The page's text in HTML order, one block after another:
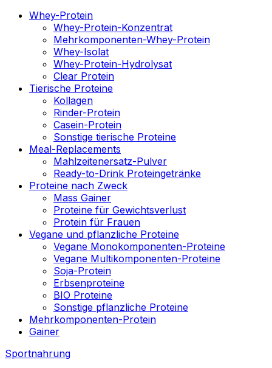
Whey-Protein
Whey-Protein-Konzentrat
Mehrkomponenten-Whey-Protein
Whey-Isolat
Whey-Protein-Hydrolysat
Clear Protein
Tierische Proteine
Kollagen
Rinder-Protein
Casein-Protein
Sonstige tierische Proteine
Meal-Replacements
Mahlzeitenersatz-Pulver
Ready-to-Drink Proteingetränke
Proteine nach Zweck
Mass Gainer
Proteine für Gewichtsverlust
Protein für Frauen
Vegane und pflanzliche Proteine
Vegane Monokomponenten-Proteine
Vegane Multikomponenten-Proteine
Soja-Protein
Erbsenproteine
BIO Proteine
Sonstige pflanzliche Proteine
Mehrkomponenten-Protein
Gainer
Sportnahrung